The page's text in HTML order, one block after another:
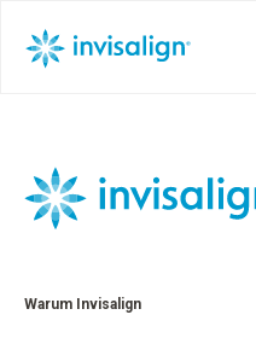
Warum Invisalign